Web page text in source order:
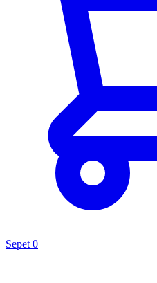
Sepet 0